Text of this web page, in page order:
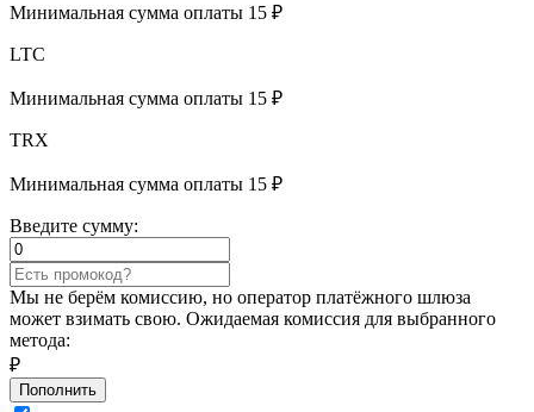
Минимальная сумма оплаты 15 ₽
LTC
Минимальная сумма оплаты 15 ₽
TRX
Минимальная сумма оплаты 15 ₽
Введите сумму:
Мы не берём комиссию, но оператор платёжного шлюза
может взимать свою. Ожидаемая комиссия для выбранного
метода:
₽
Пополнить